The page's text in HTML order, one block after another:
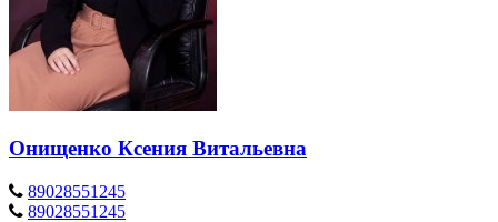
Онищенко Ксения Витальевна
89028551245
89028551245